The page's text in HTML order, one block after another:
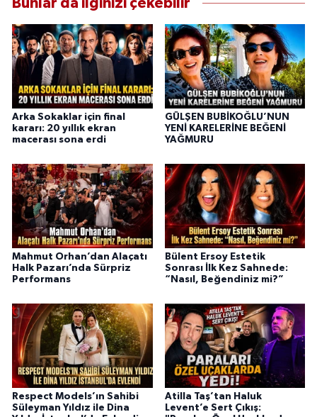
Bunlar da ilginizi çekebilir
Arka Sokaklar için final
kararı: 20 yıllık ekran
macerası sona erdi
GÜLŞEN BUBİKOĞLU’NUN
YENİ KARELERİNE BEĞENİ
YAĞMURU
Mahmut Orhan’dan Alaçatı
Halk Pazarı’nda Sürpriz
Performans
Bülent Ersoy Estetik
Sonrası İlk Kez Sahnede:
“Nasıl, Beğendiniz mi?”
Respect Models’ın Sahibi
Süleyman Yıldız ile Dina
Atilla Taş’tan Haluk
Levent’e Sert Çıkış: